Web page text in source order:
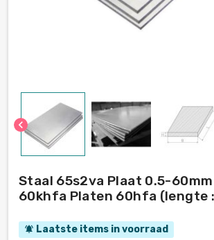
chevron_left
Staal 65s2va Plaat 0.5-
60khfa Platen 60hfa (lengte
notifications_active Laatste items in voorraad